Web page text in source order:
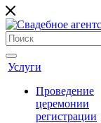
Услуги
Проведение
церемонии
регистрации